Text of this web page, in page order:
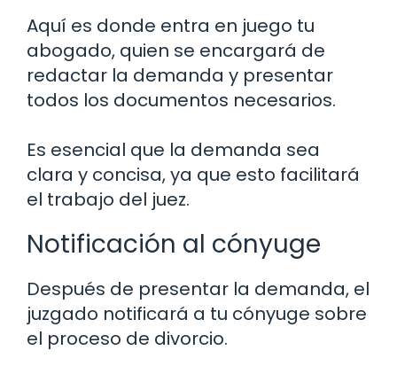
Aquí es donde entra en juego tu
abogado, quien se encargará de
redactar la demanda y presentar
todos los documentos necesarios.
Es esencial que la demanda sea
clara y concisa, ya que esto facilitará
el trabajo del juez.
Notificación al cónyuge
Después de presentar la demanda, el
juzgado notificará a tu cónyuge sobre
el proceso de divorcio.